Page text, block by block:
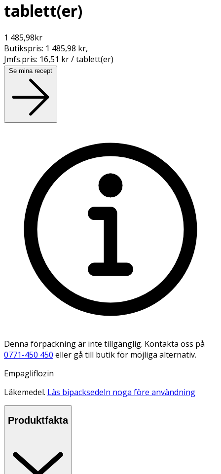
tablett(er)
1 485,98kr
Butikspris: 1 485,98 kr,
Jmfs.pris: 16,51 kr / tablett(er)
Se mina recept
Denna förpackning är inte tillgänglig. Kontakta oss på
0771-450 450 eller gå till butik för möjliga alternativ.
Empagliflozin
Läkemedel. Läs bipacksedeln noga före användning
Produktfakta